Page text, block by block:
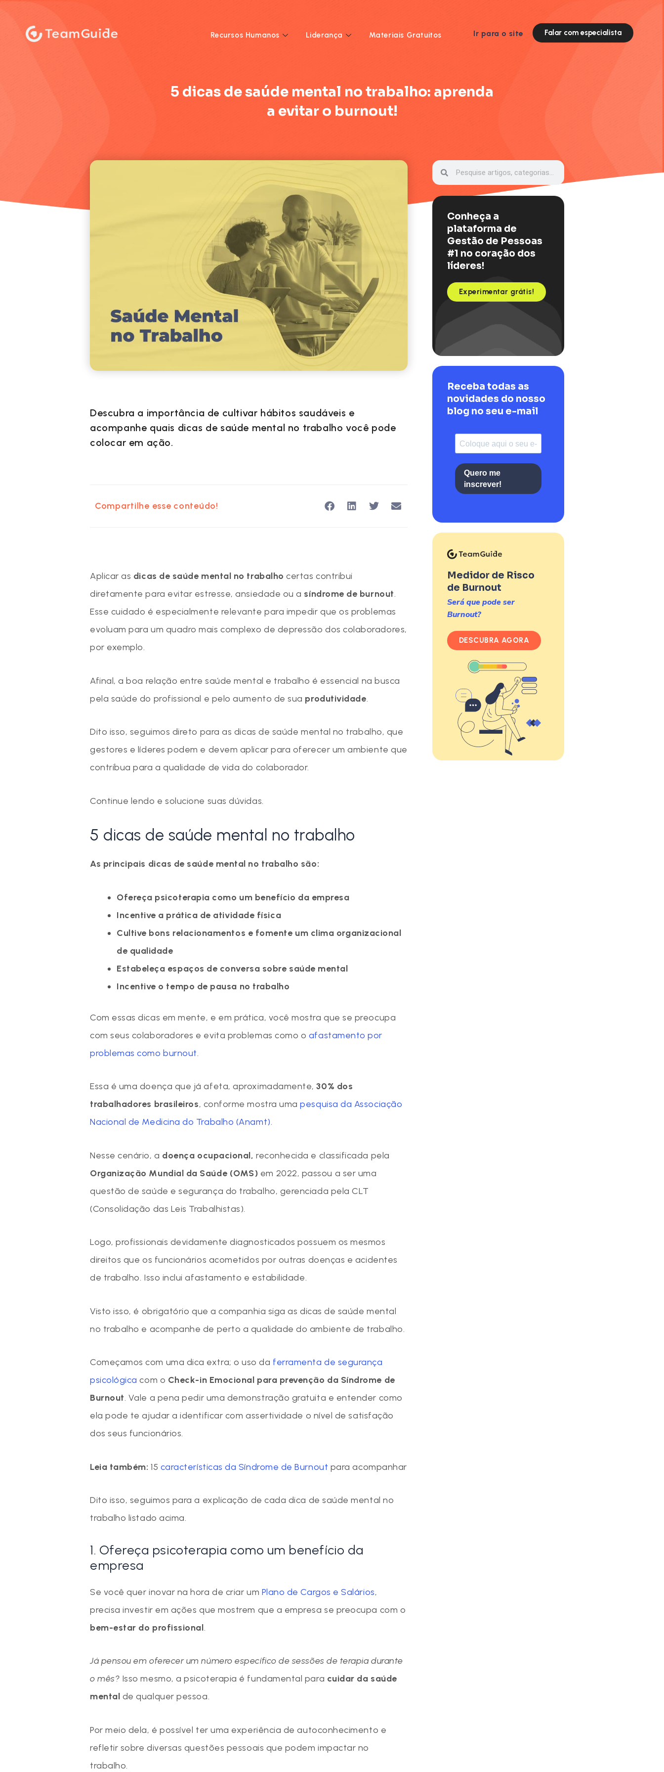
Recursos Humanos Liderança Materiais Gratuitos Ir para o site Falar com especialista
5 dicas de saúde mental no trabalho: aprenda
a evitar o burnout!
Descubra a importância de cultivar hábitos saudáveis e
acompanhe quais dicas de saúde mental no trabalho você pode
colocar em ação.
Compartilhe esse conteúdo!
Aplicar as dicas de saúde mental no trabalho certas contribui
diretamente para evitar estresse, ansiedade ou a síndrome de burnout.
Esse cuidado é especialmente relevante para impedir que os problemas
evoluam para um quadro mais complexo de depressão dos colaboradores,
por exemplo.
Afinal, a boa relação entre saúde mental e trabalho é essencial na busca
pela saúde do profissional e pelo aumento de sua produtividade.
Dito isso, seguimos direto para as dicas de saúde mental no trabalho, que
gestores e líderes podem e devem aplicar para oferecer um ambiente que
contribua para a qualidade de vida do colaborador.
Continue lendo e solucione suas dúvidas.
5 dicas de saúde mental no trabalho
As principais dicas de saúde mental no trabalho são:
Ofereça psicoterapia como um benefício da empresa
Incentive a prática de atividade física
Cultive bons relacionamentos e fomente um clima organizacional
de qualidade
Estabeleça espaços de conversa sobre saúde mental
Incentive o tempo de pausa no trabalho
Com essas dicas em mente, e em prática, você mostra que se preocupa
com seus colaboradores e evita problemas como o afastamento por
problemas como burnout.
Essa é uma doença que já afeta, aproximadamente,30% dos
trabalhadores brasileiros, conforme mostra umapesquisa da Associação
Nacional de Medicina do Trabalho (Anamt).
Nesse cenário, a doença ocupacional, reconhecida e classificada pela
Organização Mundial da Saúde (OMS) em 2022, passou a ser uma
questão de saúde e segurança do trabalho, gerenciada pela CLT
(Consolidação das Leis Trabalhistas).
Logo, profissionais devidamente diagnosticados possuem os mesmos
direitos que os funcionários acometidos por outras doenças e acidentes
de trabalho. Isso inclui afastamento e estabilidade.
Visto isso, é obrigatório que a companhia siga as dicas de saúde mental
no trabalho e acompanhe de perto a qualidade do ambiente de trabalho.
Começamos com uma dica extra; o uso da ferramenta de segurança
psicológica com o Check-in Emocional para prevenção da Síndrome de
Burnout. Vale a pena pedir uma demonstração gratuita e entender como
ela pode te ajudar a identificar com assertividade o nível de satisfação
dos seus funcionários.
Leia também:15 características da Síndrome de Burnout para acompanhar
Dito isso, seguimos para a explicação de cada dica de saúde mental no
trabalho listado acima.
1. Ofereça psicoterapia como um benefício da
empresa
Se você quer inovar na hora de criar um Plano de Cargos e Salários,
precisa investir em ações que mostrem que a empresa se preocupa com o
bem-estar do profissional.
Já pensou em oferecer um número específico de sessões de terapia durante
o mês? Isso mesmo, a psicoterapia é fundamental para cuidar da saúde
mental de qualquer pessoa.
Por meio dela, é possível ter uma experiência de autoconhecimento e
refletir sobre diversas questões pessoais que podem impactar no
trabalho.
Conheça a
plataforma de
Gestão de Pessoas
#1 no coração dos
líderes!
Experimentar grátis!
Receba todas as
novidades do nosso
blog no seu e-mail
Quero me
inscrever!
Medidor de Risco
de Burnout
Será que pode ser
Burnout?
DESCUBRA AGORA